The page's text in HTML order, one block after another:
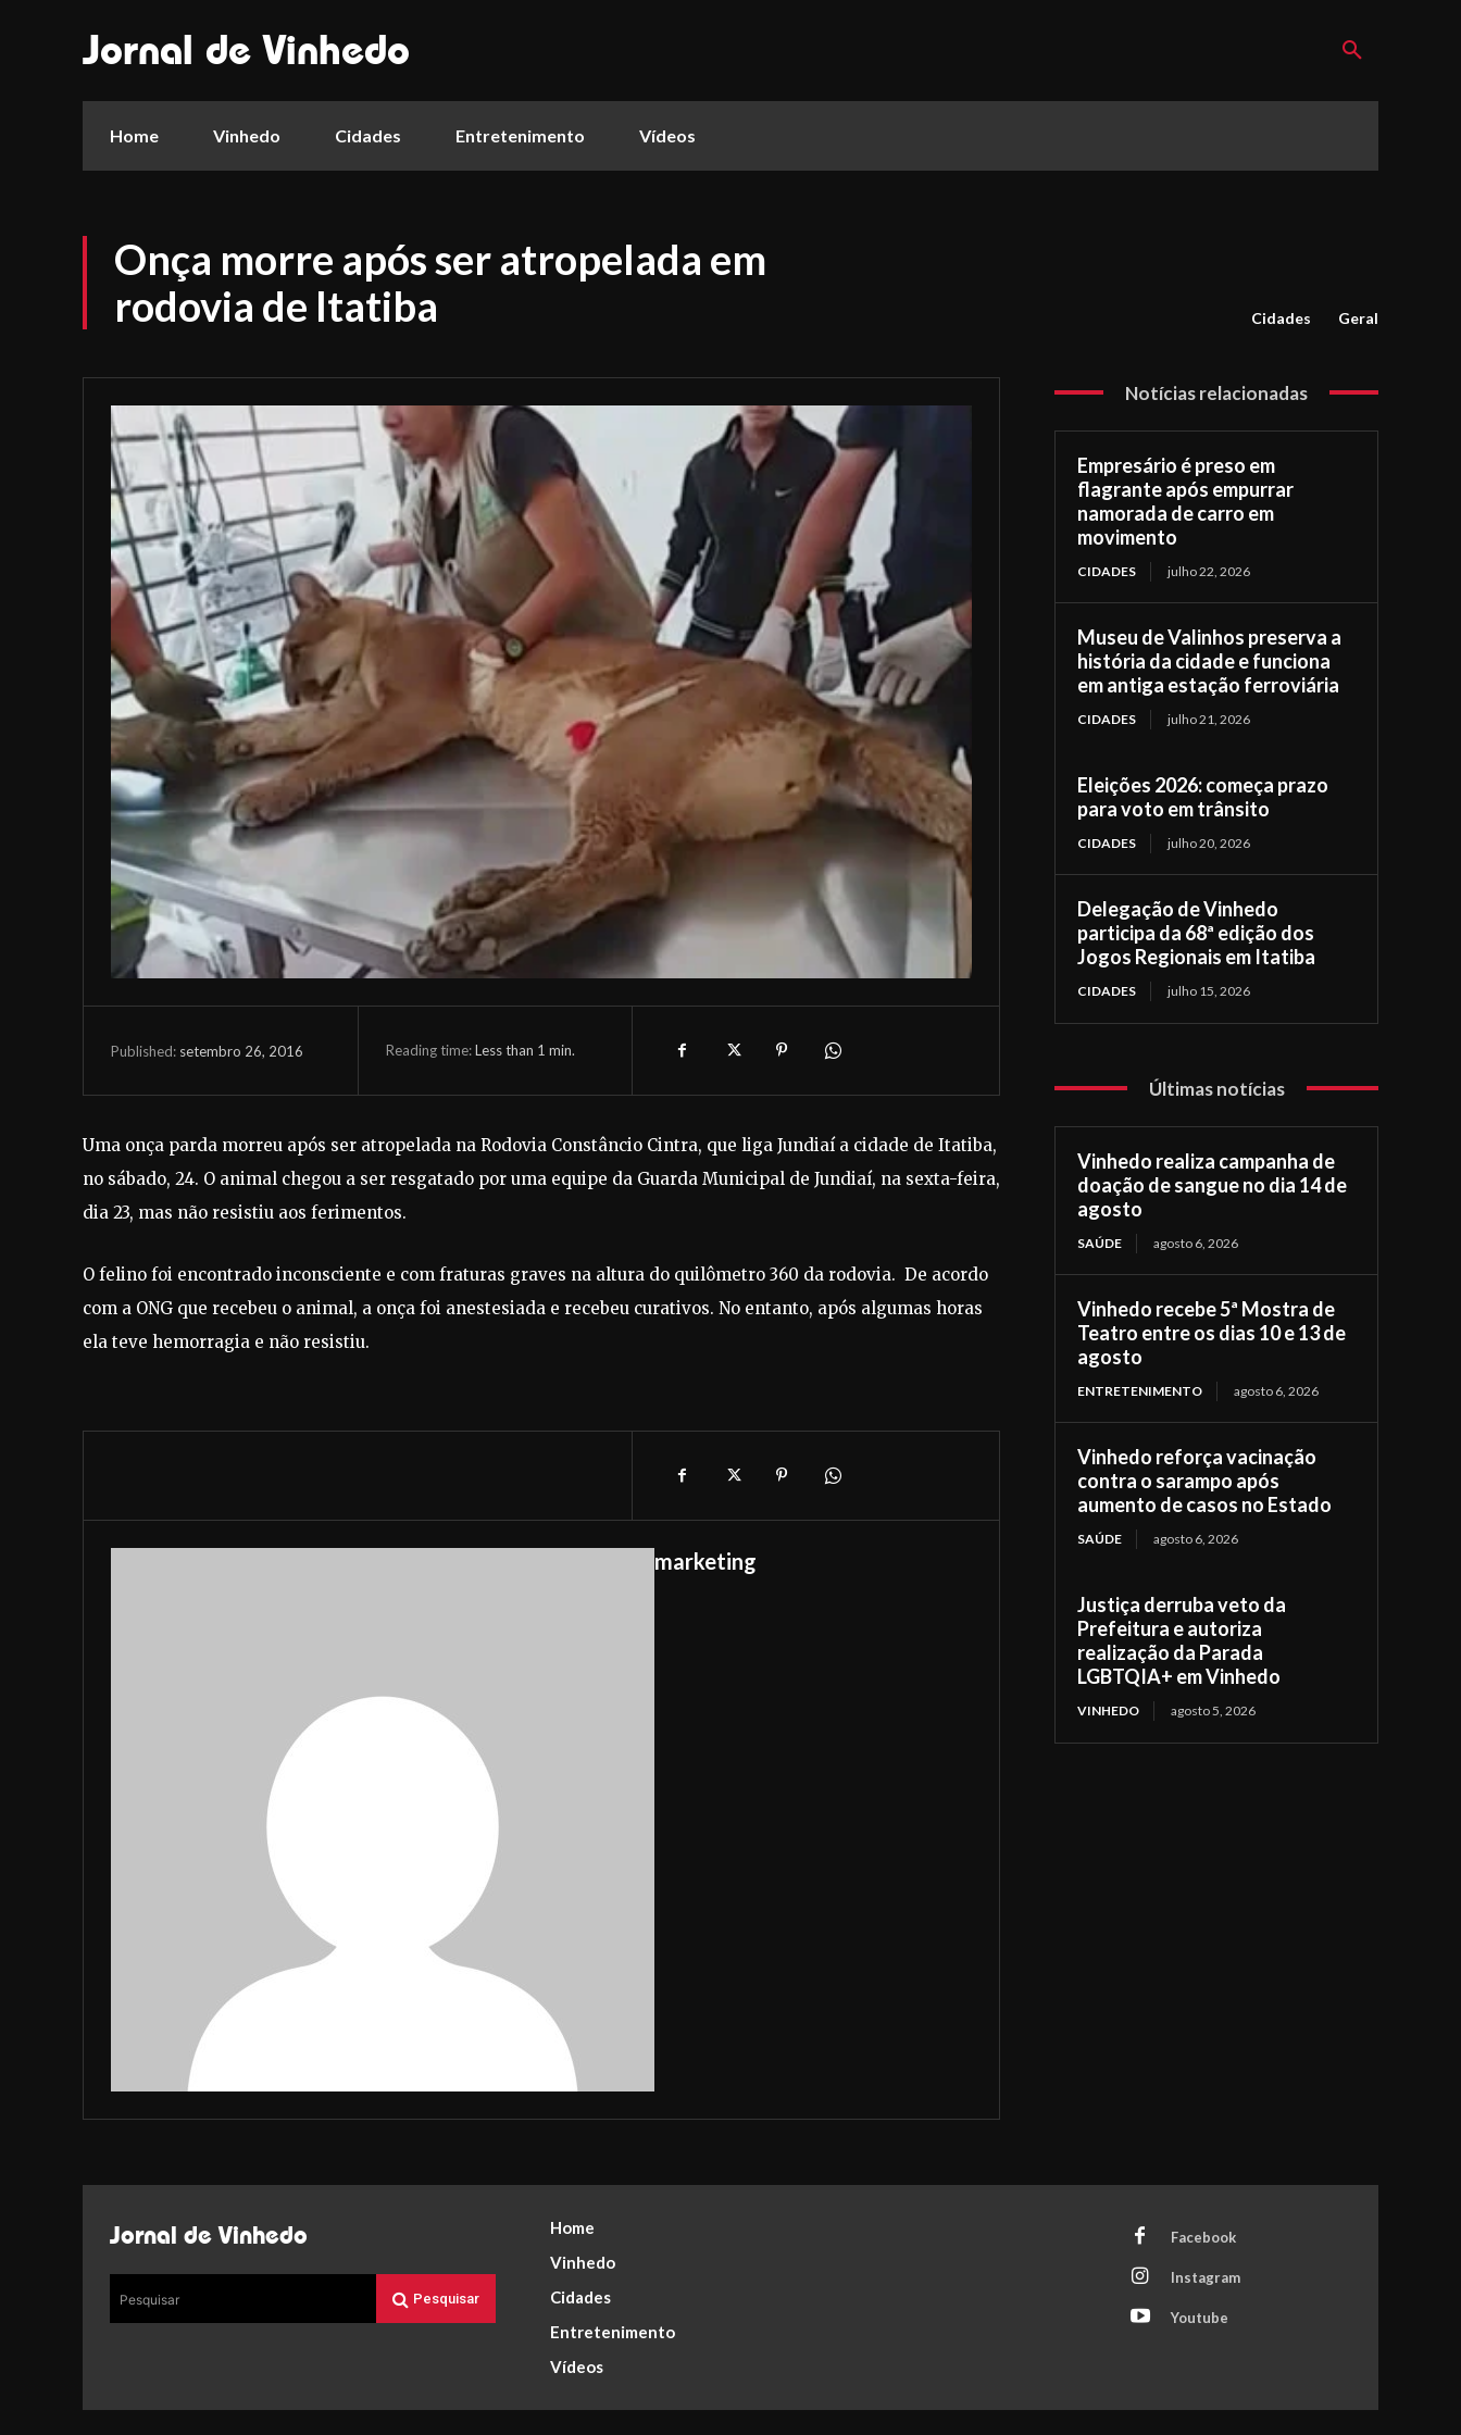
Jornal de Vinhedo
Home Vinhedo Cidades Entretenimento Vídeos
Onça morre após ser atropelada em
rodovia de Itatiba
Cidades Geral
Published: setembro 26, 2016 Reading time:Less than 1 min.
Uma onça parda morreu após ser atropelada na Rodovia Constâncio Cintra, que liga Jundiaí a cidade de Itatiba,
no sábado, 24. O animal chegou a ser resgatado por uma equipe da Guarda Municipal de Jundiaí, na sexta-feira,
dia 23, mas não resistiu aos ferimentos.
O felino foi encontrado inconsciente e com fraturas graves na altura do quilômetro 360 da rodovia. De acordo
com a ONG que recebeu o animal, a onça foi anestesiada e recebeu curativos. No entanto, após algumas horas
ela teve hemorragia e não resistiu.
marketing
Notícias relacionadas
Empresário é preso em
flagrante após empurrar
namorada de carro em
movimento
CIDADES julho 22, 2026
Museu de Valinhos preserva a
história da cidade e funciona
em antiga estação ferroviária
CIDADES julho 21, 2026
Eleições 2026: começa prazo
para voto em trânsito
CIDADES julho 20, 2026
Delegação de Vinhedo
participa da 68ª edição dos
Jogos Regionais em Itatiba
CIDADES julho 15, 2026
Últimas notícias
Vinhedo realiza campanha de
doação de sangue no dia 14 de
agosto
SAÚDE agosto 6, 2026
Vinhedo recebe 5ª Mostra de
Teatro entre os dias 10 e 13 de
agosto
ENTRETENIMENTO agosto 6, 2026
Vinhedo reforça vacinação
contra o sarampo após
aumento de casos no Estado
SAÚDE agosto 6, 2026
Justiça derruba veto da
Prefeitura e autoriza
realização da Parada
LGBTQIA+ em Vinhedo
VINHEDO agosto 5, 2026
Jornal de Vinhedo
Pesquisar Pesquisar
Home
Vinhedo
Cidades
Entretenimento
Vídeos
Facebook
Instagram
Youtube